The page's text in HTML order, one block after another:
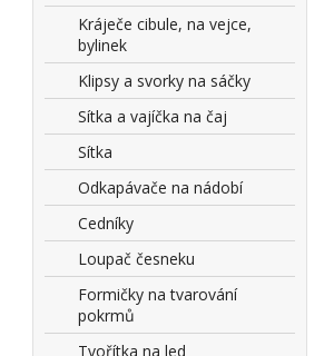
Kráječe cibule, na vejce,
bylinek
Klipsy a svorky na sáčky
Sítka a vajíčka na čaj
Sítka
Odkapávače na nádobí
Cedníky
Loupač česneku
Formičky na tvarování
pokrmů
Tvořítka na led